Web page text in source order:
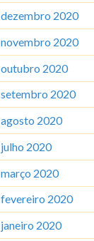
dezembro 2020
novembro 2020
outubro 2020
setembro 2020
agosto 2020
julho 2020
março 2020
fevereiro 2020
janeiro 2020